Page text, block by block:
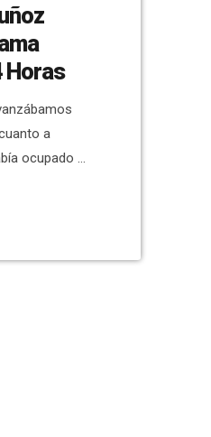
Horas
a
ocupado el
& Javier